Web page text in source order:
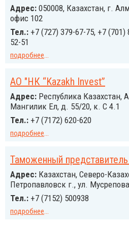
Адрес: 050008, Казахстан, г.
офис 102
Тел.: +7 (727) 379-67-75, +7 (701)
52-51
подробнее...
АО "НК “Kazakh Invest”
Адрес: Республика Казахстан,
Мангилик Ел, д. 55/20, к. С 4.1
Тел.: +7 (7172) 620-620
подробнее...
Таможенный
Адрес: Казахстан, Северо-
Петропавловск г., ул.
Тел.: +7 (7152) 500938
подробнее...